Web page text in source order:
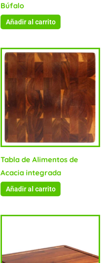
Búfalo
Añadir al carrito
Tabla de Alimentos de
Acacia integrada
Añadir al carrito